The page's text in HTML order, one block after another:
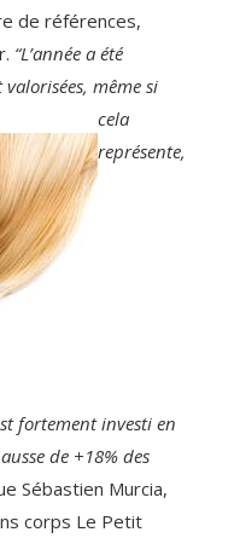
de références,
“L’année a été
même si
cela
représente,
fortement investi en
de +18% des
Sébastien Murcia,
corps Le Petit